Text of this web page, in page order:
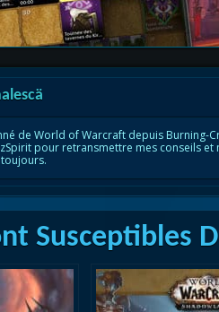
de World of Warcraft depuis Burning-
pour retransmettre mes conseils
Susceptibles